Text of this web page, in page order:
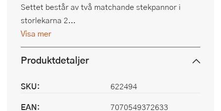
Settet består av två matchande stekpannor i
storlekarna 2...
Visa mer
Produktdetaljer
SKU:
622494
EAN:
7070549372633